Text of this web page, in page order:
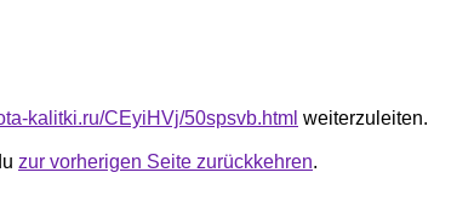
kalitki.ru/CEyiHVj/50spsvb.html weiterzuleiten.
zur vorherigen Seite zurückkehren.